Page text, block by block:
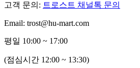
고객 문의: 트로스트 채널톡 문의
Email: trost@hu-mart.com
평일 10:00 ~ 17:00
(점심시간 12:00 ~ 13:30)